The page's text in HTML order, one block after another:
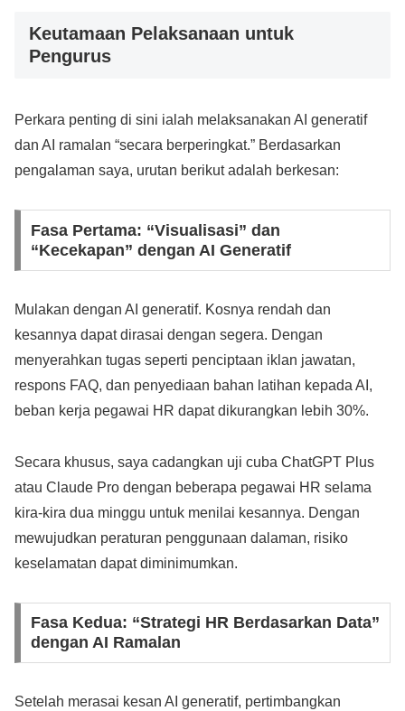
Keutamaan Pelaksanaan untuk
Pengurus
Perkara penting di sini ialah melaksanakan AI generatif
dan AI ramalan “secara berperingkat.” Berdasarkan
pengalaman saya, urutan berikut adalah berkesan:
Fasa Pertama: “Visualisasi” dan
“Kecekapan” dengan AI Generatif
Mulakan dengan AI generatif. Kosnya rendah dan
kesannya dapat dirasai dengan segera. Dengan
menyerahkan tugas seperti penciptaan iklan jawatan,
respons FAQ, dan penyediaan bahan latihan kepada AI,
beban kerja pegawai HR dapat dikurangkan lebih 30%.
Secara khusus, saya cadangkan uji cuba ChatGPT Plus
atau Claude Pro dengan beberapa pegawai HR selama
kira-kira dua minggu untuk menilai kesannya. Dengan
mewujudkan peraturan penggunaan dalaman, risiko
keselamatan dapat diminimumkan.
Fasa Kedua: “Strategi HR Berdasarkan Data”
dengan AI Ramalan
Setelah merasai kesan AI generatif, pertimbangkan